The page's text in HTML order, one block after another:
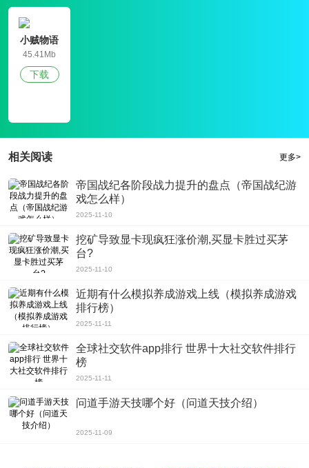
4.游戏音效非常很搞笑，给玩家一种搞笑有趣的感觉。
游戏点评
这款游戏小编诚心推荐，在场景上下了很大的功夫，有着十几种场景，玩家进入
游戏会看不厌，更想玩这款游戏；在玩法上，这款游戏需要玩家细心观察场景里
小贼物语
45.41Mb
下载
相关阅读 更多>
帝国战纪各阶段战力提升的盘点（帝国战纪游
戏怎么样）
2025-11-10
挖矿导致显卡现疯狂涨价潮,买显卡胜过买茅
台?
2025-11-10
近期有什么模拟养成游戏上线（模拟养成游戏
排行榜）
2025-11-11
全球社交软件app排行 世界十大社交软件排行
榜
2025-11-11
问道手游天技哪个好（问道天技介绍）
2025-11-09